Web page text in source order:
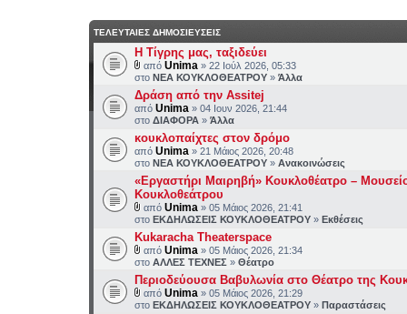
ΤΕΛΕΥΤΑΙΕΣ ΔΗΜΟΣΙΕΥΣΕΙΣ
H Τίγρης μας, ταξιδεύει
από Unima » 22 Ιούλ 2026, 05:33
στο ΝΕΑ ΚΟΥΚΛΟΘΕΑΤΡΟΥ » Άλλα
Δράση από την Assitej
από Unima » 04 Ιουν 2026, 21:44
στο ΔΙΑΦΟΡΑ » Άλλα
κουκλοπαίχτες στον δρόμο
από Unima » 21 Μάιος 2026, 20:48
στο ΝΕΑ ΚΟΥΚΛΟΘΕΑΤΡΟΥ » Ανακοινώσεις
«Εργαστήρι Μαιρηβή» Κουκλοθέατρο –
Κουκλοθεάτρου
από Unima » 05 Μάιος 2026, 21:41
στο ΕΚΔΗΛΩΣΕΙΣ ΚΟΥΚΛΟΘΕΑΤΡΟΥ » Εκθέσεις
Kukaracha Theaterspace
από Unima » 05 Μάιος 2026, 21:34
στο ΑΛΛΕΣ ΤΕΧΝΕΣ » Θέατρο
Περιοδεύουσα Βαβυλωνία στο Θέατρο της
από Unima » 05 Μάιος 2026, 21:29
στο ΕΚΔΗΛΩΣΕΙΣ ΚΟΥΚΛΟΘΕΑΤΡΟΥ » Παραστάσεις